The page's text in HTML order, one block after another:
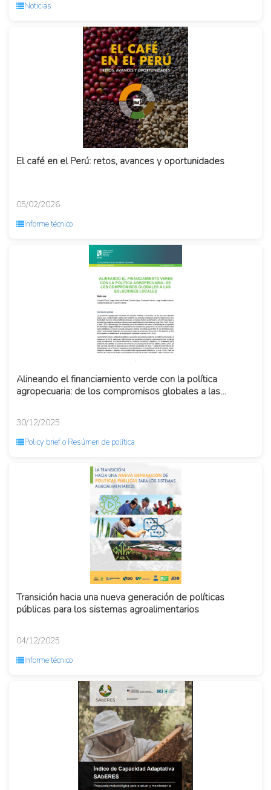
Noticias
El café en el Perú: retos, avances y oportunidades
05/02/2026
Informe técnico
Alineando el financiamiento verde con la política
agropecuaria: de los compromisos globales a las
30/12/2025
Policy brief o Resúmen de política
Transición hacia una nueva generación de políticas
públicas para los sistemas agroalimentarios
04/12/2025
Informe técnico